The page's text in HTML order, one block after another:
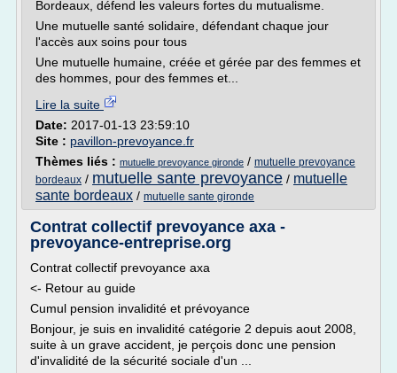
Bordeaux, défend les valeurs fortes du mutualisme.
Une mutuelle santé solidaire, défendant chaque jour
l'accès aux soins pour tous
Une mutuelle humaine, créée et gérée par des femmes et
des hommes, pour des femmes et...
Lire la suite
Date: 2017-01-13 23:59:10
Site : pavillon-prevoyance.fr
Thèmes liés : mutuelle prevoyance gironde / mutuelle prevoyance
bordeaux / mutuelle sante prevoyance / mutuelle
sante bordeaux / mutuelle sante gironde
Contrat collectif prevoyance axa -
prevoyance-entreprise.org
Contrat collectif prevoyance axa
<- Retour au guide
Cumul pension invalidité et prévoyance
Bonjour, je suis en invalidité catégorie 2 depuis aout 2008,
suite à un grave accident, je perçois donc une pension
d'invalidité de la sécurité sociale d'un ...